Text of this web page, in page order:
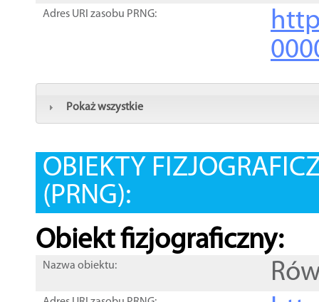
Adres URI zasobu PRNG:
Pokaż wszystkie
OBIEKTY
(PRNG):
Obiekt fizjograficzny:
Nazwa obiektu: